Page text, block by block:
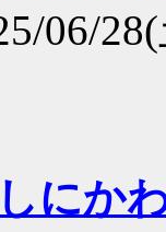
06/
にか